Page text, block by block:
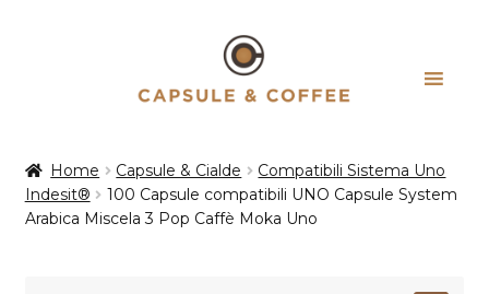
Home Capsule & Cialde
Compatibili Sistema Uno
Indesit®
100 Capsule compatibili UNO Capsule System
Arabica Miscela 3 Pop Caffè Moka Uno